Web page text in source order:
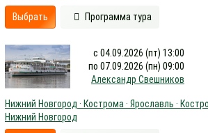
Выбрать Программа тура
с 04.09.2026 (пт) 13:00
по 07.09.2026 (пн) 09:00
Александр Свешников
Нижний Новгород · Кострома · Ярославль ·
Нижний Новгород